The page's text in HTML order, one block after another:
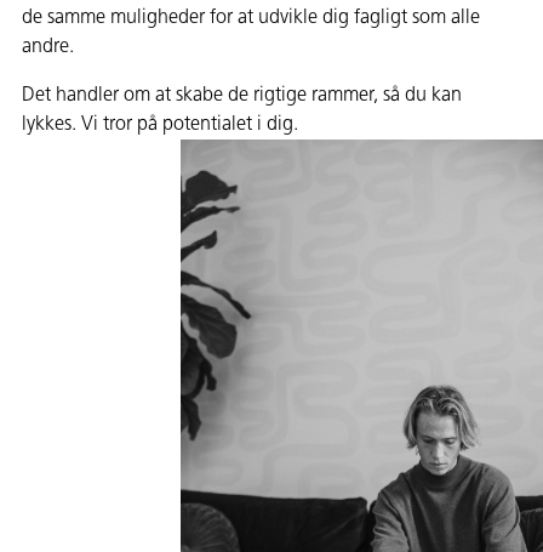
de samme muligheder for at udvikle dig fagligt som alle
andre.
Det handler om at skabe de rigtige rammer, så du kan
lykkes. Vi tror på potentialet i dig.